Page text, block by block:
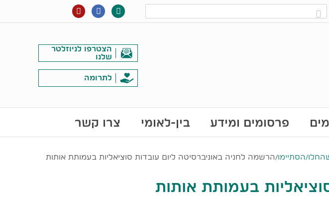
הצטרפו לניוזלטר
שלנו
לתרומה
פרסומים ומידע בין-לאומי צרו קשר
הסתיימו/הרשמה לחניה באוניברסיטה ליום עובדות סוציאליות בעמותת אותות
בעמותת אותות